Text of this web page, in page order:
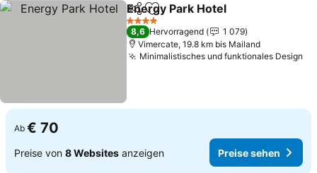
TeilenZu Favoriten hinzufügen
Energy Park Hotel
4 Sterne
8,6 Hervorragend
1 079
Vimercate, 19.8 km bis Mailand
Minimalistisches und funktionales Design
Ab € 70
Preise von 8 Websites anzeigen Preise sehen